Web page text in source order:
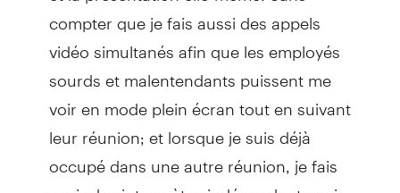
compter que je fais aussi des appels
vidéo simultanés afin que les employés
sourds et malentendants puissent me
voir en mode plein écran tout en suivant
leur réunion; et lorsque je suis déjà
occupé dans une autre réunion, je fais